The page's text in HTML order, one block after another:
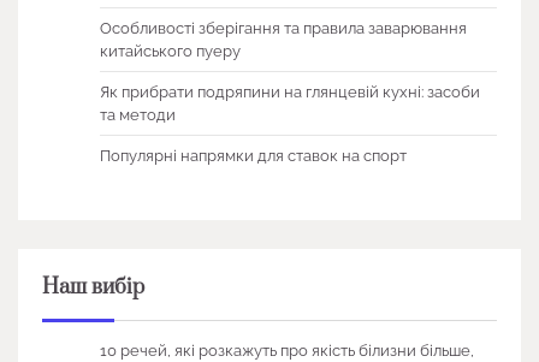
Особливості зберігання та правила заварювання
китайського пуеру
Як прибрати подряпини на глянцевій кухні: засоби
та методи
Популярні напрямки для ставок на спорт
Наш вибір
10 речей, які розкажуть про якість білизни більше,